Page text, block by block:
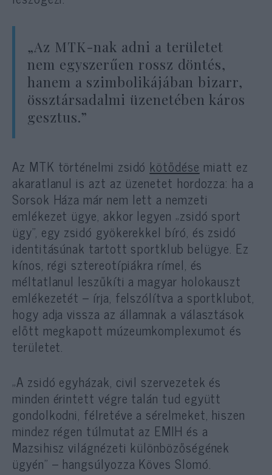
„Az MTK-nak adni a területet
nem egyszerűen rossz döntés,
hanem a szimbolikájában bizarr,
össztársadalmi üzenetében káros
gesztus.”
Az MTK történelmi zsidó kötődése miatt ez
akaratlanul is azt az üzenetet hordozza: ha a
Sorsok Háza már nem lett a nemzeti
emlékezet ügye, akkor legyen „zsidó sport
ügy”, egy zsidó gyökerekkel bíró, és zsidó
identitásúnak tartott sportklub belügye. Ez
kínos, régi sztereotípiákra rímel, és
méltatlanul leszűkíti a magyar holokauszt
emlékezetét – írja, felszólítva a sportklubot,
hogy adja vissza az államnak a választások
előtt megkapott múzeumkomplexumot és
területet.
„A zsidó egyházak, civil szervezetek és
minden érintett végre talán tud együtt
gondolkodni, félretéve a sérelmeket, hiszen
mindez régen túlmutat az EMIH és a
Mazsihisz világnézeti különbözőségének
ügyén” – hangsúlyozza Köves Slomó.